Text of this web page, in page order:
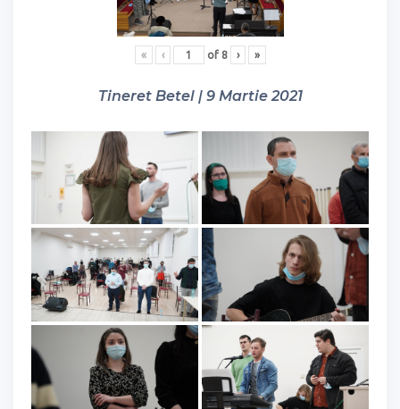
« ‹ of 8 › »
Tineret Betel | 9 Martie 2021